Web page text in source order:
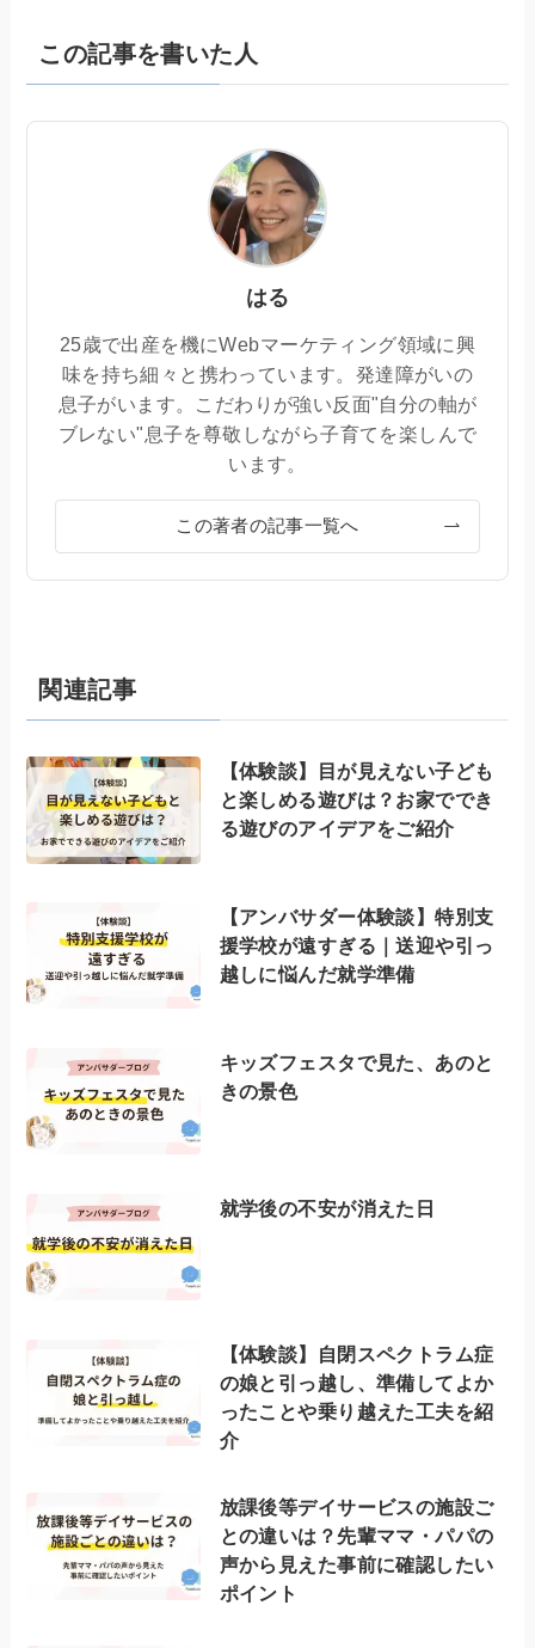
この記事を書いた人
はる
25歳で出産を機にWebマーケティング領域に興
味を持ち細々と携わっています。発達障がいの
息子がいます。こだわりが強い反面"自分の軸が
ブレない"息子を尊敬しながら子育てを楽しんで
います。
この著者の記事一覧へ
関連記事
【体験談】目が見えない子ども
と楽しめる遊びは？お家ででき
る遊びのアイデアをご紹介
【アンバサダー体験談】特別支
援学校が遠すぎる｜送迎や引っ
越しに悩んだ就学準備
キッズフェスタで見た、あのと
きの景色
就学後の不安が消えた日
【体験談】自閉スペクトラム症
の娘と引っ越し、準備してよか
ったことや乗り越えた工夫を紹
介
放課後等デイサービスの施設ご
との違いは？先輩ママ・パパの
声から見えた事前に確認したい
ポイント